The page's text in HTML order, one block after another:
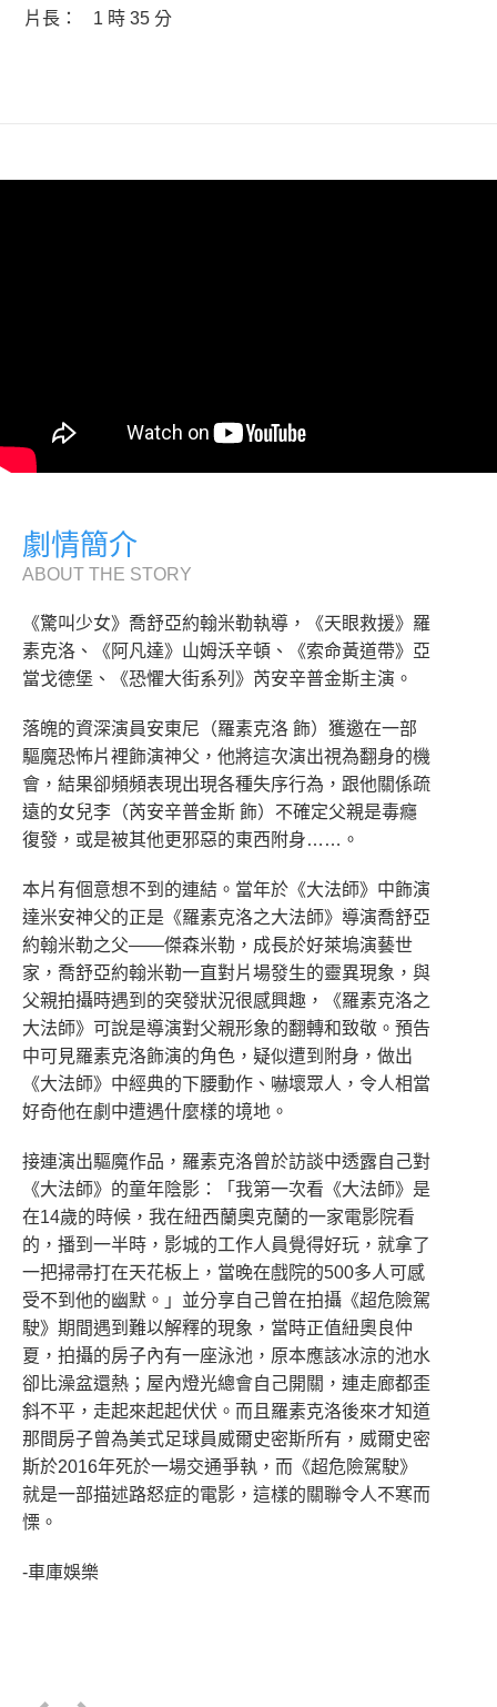
片長：
1 時 35 分
劇情簡介
ABOUT THE STORY
《驚叫少女》喬舒亞約翰米勒執導，《天眼救援》羅
素克洛、《阿凡達》山姆沃辛頓、《索命黃道帶》亞
當戈德堡、《恐懼大街系列》芮安辛普金斯主演。
落魄的資深演員安東尼（羅素克洛 飾）獲邀在一部
驅魔恐怖片裡飾演神父，他將這次演出視為翻身的機
會，結果卻頻頻表現出現各種失序行為，跟他關係疏
遠的女兒李（芮安辛普金斯 飾）不確定父親是毒癮
復發，或是被其他更邪惡的東西附身……。
本片有個意想不到的連結。當年於《大法師》中飾演
達米安神父的正是《羅素克洛之大法師》導演喬舒亞
約翰米勒之父——傑森米勒，成長於好萊塢演藝世
家，喬舒亞約翰米勒一直對片場發生的靈異現象，與
父親拍攝時遇到的突發狀況很感興趣，《羅素克洛之
大法師》可說是導演對父親形象的翻轉和致敬。預告
中可見羅素克洛飾演的角色，疑似遭到附身，做出
《大法師》中經典的下腰動作、嚇壞眾人，令人相當
好奇他在劇中遭遇什麼樣的境地。
接連演出驅魔作品，羅素克洛曾於訪談中透露自己對
《大法師》的童年陰影：「我第一次看《大法師》是
在14歲的時候，我在紐西蘭奧克蘭的一家電影院看
的，播到一半時，影城的工作人員覺得好玩，就拿了
一把掃帚打在天花板上，當晚在戲院的500多人可感
受不到他的幽默。」並分享自己曾在拍攝《超危險駕
駛》期間遇到難以解釋的現象，當時正值紐奧良仲
夏，拍攝的房子內有一座泳池，原本應該冰涼的池水
卻比澡盆還熱；屋內燈光總會自己開關，連走廊都歪
斜不平，走起來起起伏伏。而且羅素克洛後來才知道
那間房子曾為美式足球員威爾史密斯所有，威爾史密
斯於2016年死於一場交通爭執，而《超危險駕駛》
就是一部描述路怒症的電影，這樣的關聯令人不寒而
慄。
-車庫娛樂